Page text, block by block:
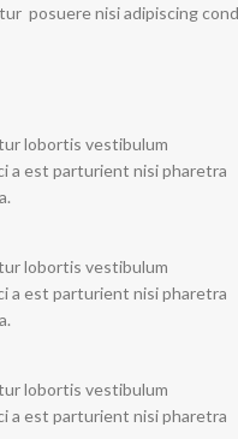
posuere nisi adipiscing
lobortis vestibulum
a est parturient nisi pharetra
lobortis vestibulum
a est parturient nisi pharetra
lobortis vestibulum
a est parturient nisi pharetra